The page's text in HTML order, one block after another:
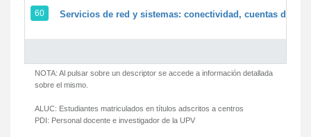
60 Servicios de red y sistemas: conectividad, cuentas de
NOTA: Al pulsar sobre un descriptor se accede a información detallada
sobre el mismo.
ALUC: Estudiantes matriculados en títulos adscritos a centros
PDI: Personal docente e investigador de la UPV